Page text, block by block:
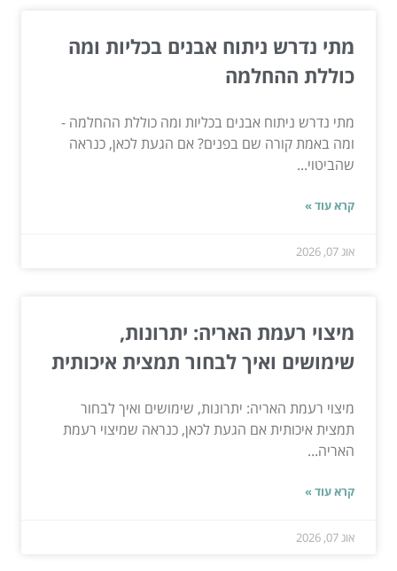
מתי נדרש ניתוח אבנים בכליות ומה
כוללת ההחלמה
מתי נדרש ניתוח אבנים בכליות ומה כוללת ההחלמה -
ומה באמת קורה שם בפנים? אם הגעת לכאן, כנראה
שהביטוי...
קרא עוד »
אוג 07, 2026
מיצוי רעמת האריה: יתרונות,
שימושים ואיך לבחור תמצית איכותית
מיצוי רעמת האריה: יתרונות, שימושים ואיך לבחור
תמצית איכותית אם הגעת לכאן, כנראה שמיצוי רעמת
האריה...
קרא עוד »
אוג 07, 2026